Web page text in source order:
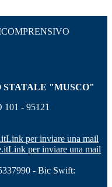
STATALE "MUSCO"
- 95121
Link per inviare una mail
Link per inviare una mail
- Bic Swift: